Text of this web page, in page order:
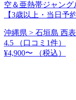
空＆亜熱帯ジャン
【3歳以上・当日予
沖縄県 > 石垣島 西
4.5
（口コミ1件）
¥4,900〜
（税込）